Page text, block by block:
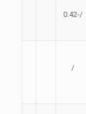
/-0.42
/